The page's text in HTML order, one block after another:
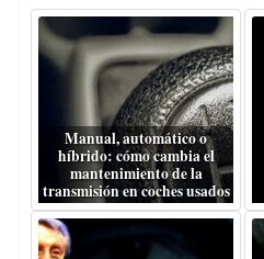
Manual, automático o
híbrido: cómo cambia el
mantenimiento de la
transmisión en coches usados